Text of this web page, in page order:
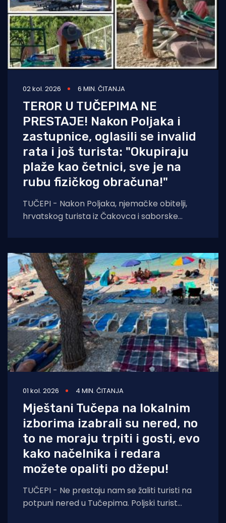
02 kol. 2026 6 MIN. ČITANJA
TEROR U TUČEPIMA NE
PRESTAJE! Nakon Poljaka i
zastupnice, oglasili se invalid
rata i još turista: "Okupiraju
plaže kao četnici, sve je na
rubu fizičkog obračuna!"
TUČEPI - Nakon Poljaka, njemačke obitelji,
hrvatskog turista iz Čakovca i saborske
01 kol. 2026 4 MIN. ČITANJA
Mještani Tučepa na lokalnim
izborima izabrali su nered, no
to ne moraju trpiti i gosti, evo
kako načelnika i redara
možete opaliti po džepu!
TUČEPI - Ne prestaju nam se žaliti turisti na
potpuni nered u Tučepima. Poljski turist